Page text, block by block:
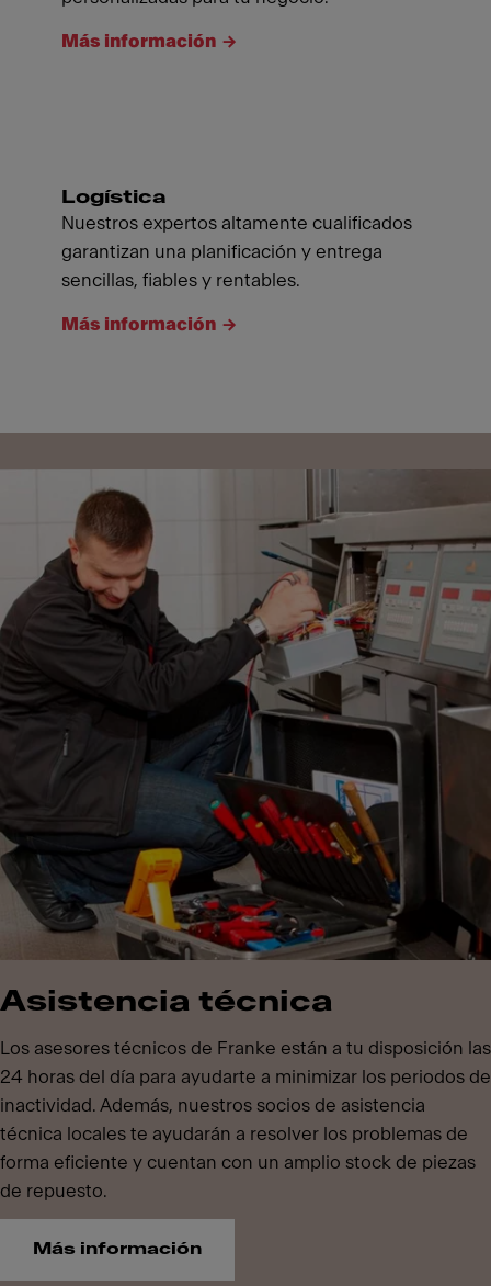
Más información
Logística
Nuestros expertos altamente cualificados
garantizan una planificación y entrega
sencillas, fiables y rentables.
Más información
Asistencia técnica
Los asesores técnicos de Franke están a tu disposición las
24 horas del día para ayudarte a minimizar los periodos de
inactividad. Además, nuestros socios de asistencia
técnica locales te ayudarán a resolver los problemas de
forma eficiente y cuentan con un amplio stock de piezas
de repuesto.
Más información